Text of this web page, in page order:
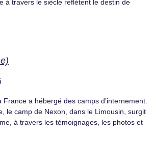
à travers le siècle reflètent le destin de
a hébergé des camps d’internement.
le camp de Nexon, dans le Limousin, surgit
à travers les témoignages, les photos et